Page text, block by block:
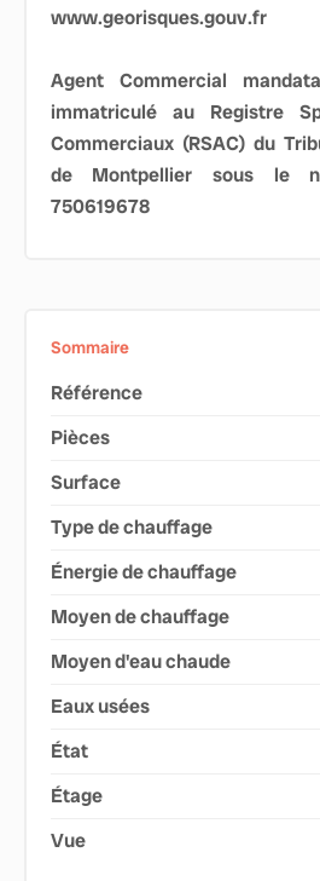
www.georisques.gouv.fr
Agent Commercial
immatriculé au Registre
Commerciaux (RSAC) du
de Montpellier sous le
750619678
Sommaire
Référence
Pièces
Surface
Type de chauffage
Énergie de chauffage
Moyen de chauffage
Moyen d'eau chaude
Eaux usées
État
Étage
Vue